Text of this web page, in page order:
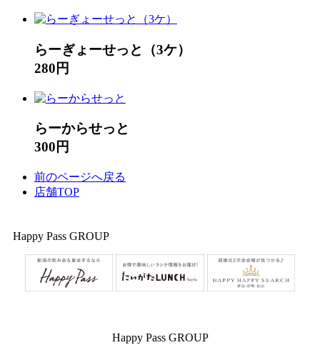
らーぎょーせっと（3ケ）
280円
らーからせっと
300円
前のページへ戻る
店舗TOP
Happy Pass GROUP
Happy Pass GROUP